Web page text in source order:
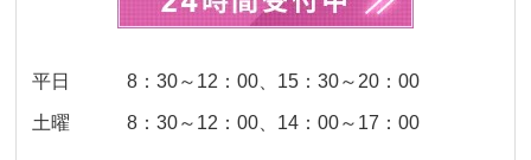
平日 8：30～12：00、15：30～20：00
土曜 8：30～12：00、14：00～17：00